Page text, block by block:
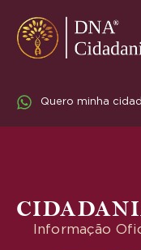
Quero minha
Informação